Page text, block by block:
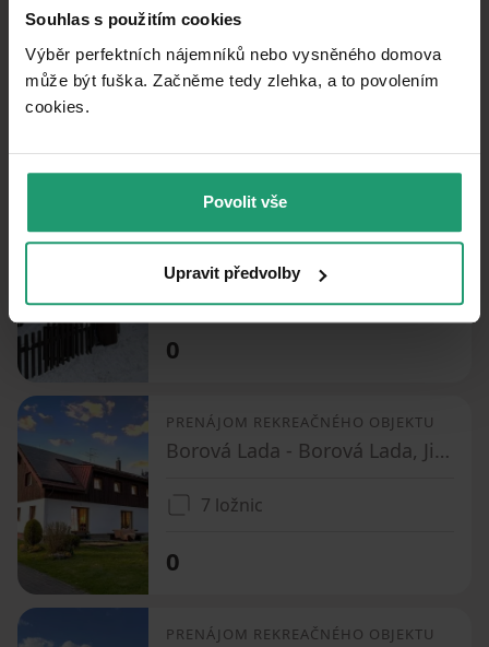
Souhlas s použitím cookies
Výběr perfektních nájemníků nebo vysněného domova
může být fuška. Začněme tedy zlehka, a to povolením
cookies.​
Povolit vše
Upravit předvolby
4 ložnice
PRENÁJOM REKREAČNÉHO OBJEKTU
Stachy - Stachy, Jihočeský kraj
0
PRENÁJOM REKREAČNÉHO OBJEKTU
Borová Lada - Borová Lada, Jihočeský kraj
7 ložnic
0
PRENÁJOM REKREAČNÉHO OBJEKTU